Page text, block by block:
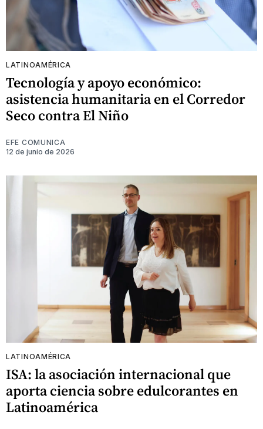
LATINOAMÉRICA
Tecnología y apoyo económico:
asistencia humanitaria en el Corredor
Seco contra El Niño
EFE COMUNICA
12 de junio de 2026
LATINOAMÉRICA
ISA: la asociación internacional que
aporta ciencia sobre edulcorantes en
Latinoamérica